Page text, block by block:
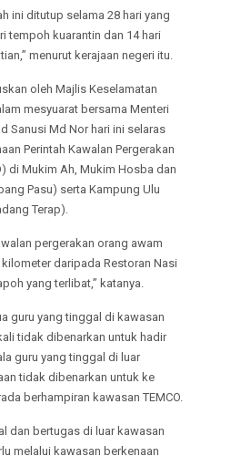
ini ditutup selama 28 hari yang
tempoh kuarantin dan 14 hari
menurut kerajaan negeri itu.
oleh Majlis Keselamatan
mesyuarat bersama Menteri
Sanusi Md Nor hari ini selaras
Perintah Kawalan Pergerakan
di Mukim Ah, Mukim Hosba dan
Pasu) serta Kampung Ulu
Terap).
pergerakan orang awam
daripada Restoran Nasi
yang terlibat,” katanya.
guru yang tinggal di kawasan
tidak dibenarkan untuk hadir
guru yang tinggal di luar
tidak dibenarkan untuk ke
berhampiran kawasan TEMCO.
dan bertugas di luar kawasan
melalui kawasan berkenaan